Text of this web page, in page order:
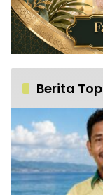
Berita Top